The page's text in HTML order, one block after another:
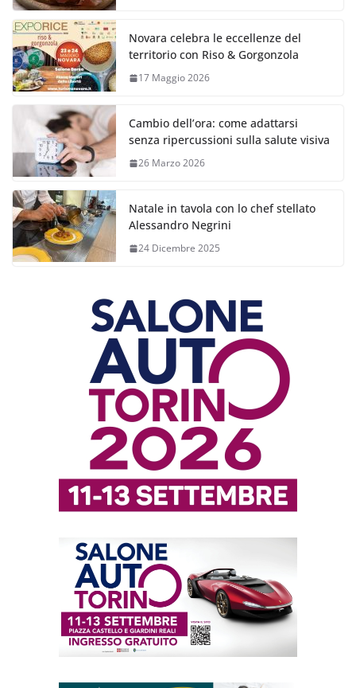
Novara celebra le eccellenze del
territorio con Riso & Gorgonzola
17 Maggio 2026
Cambio dell’ora: come adattarsi
senza ripercussioni sulla salute visiva
26 Marzo 2026
Natale in tavola con lo chef stellato
Alessandro Negrini
24 Dicembre 2025